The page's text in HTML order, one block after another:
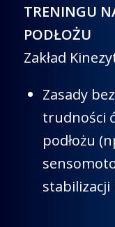
TRENINGU
PODŁOŻU
Zakład
Zasady
trudności
podłożu